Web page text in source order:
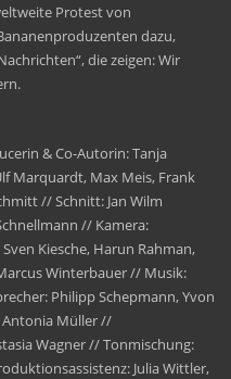
Protest von
dazu,
die zeigen: Wir
& Co-Autorin: Tanja
Marquardt, Max Meis, Frank
// Schnitt: Jan Wilm
// Kamera:
Sven Kiesche, Harun Rahman,
Winterbauer// Musik:
Philipp Schepmann, Yvon
Antonia Müller //
Wagner// Tonmischung:
Julia Wittler,